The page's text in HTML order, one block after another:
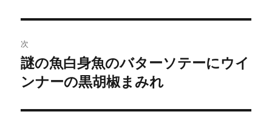
ビ
ゲ
ー
シ
投
稿:
次
次
の
稿:
謎の魚白身魚のバターソテーにウイ
ンナーの黒胡椒まみれ